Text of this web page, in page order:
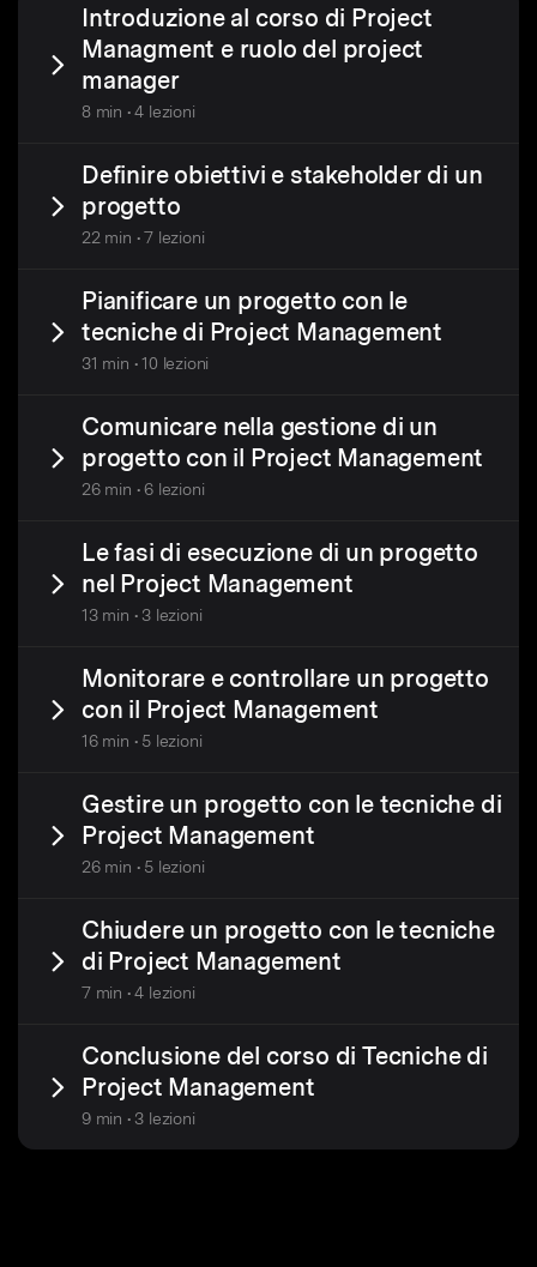
Introduzione al corso di Project
Managment e ruolo del project
manager
8 min • 4 lezioni
Definire obiettivi e stakeholder di un
progetto
22 min • 7 lezioni
Pianificare un progetto con le
tecniche di Project Management
31 min • 10 lezioni
Comunicare nella gestione di un
progetto con il Project Management
26 min • 6 lezioni
Le fasi di esecuzione di un progetto
nel Project Management
13 min • 3 lezioni
Monitorare e controllare un progetto
con il Project Management
16 min • 5 lezioni
Gestire un progetto con le tecniche di
Project Management
26 min • 5 lezioni
Chiudere un progetto con le tecniche
di Project Management
7 min • 4 lezioni
Conclusione del corso di Tecniche di
Project Management
9 min • 3 lezioni